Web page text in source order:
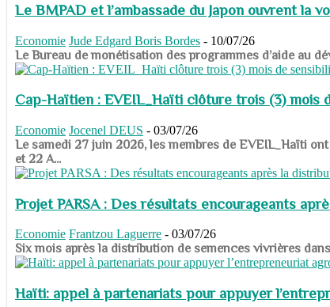
Le BMPAD et l’ambassade du Japon ouvrent la
Economie Jude Edgard Boris Bordes - 10/07/26
​​​​​​​Le Bureau de monétisation des programmes d’aide au
Cap-Haïtien : EVEIL_Haïti clôture trois (3) mois
Economie Jocenel DEUS - 03/07/26
Le samedi 27 juin 2026, les membres de EVEIL_Haïti
et 22 A...
Projet PARSA : Des résultats encourageants
Economie Frantzou Laguerre - 03/07/26
​​​​​​​Six mois après la distribution de semences vivrières
Haïti: appel à partenariats pour appuyer